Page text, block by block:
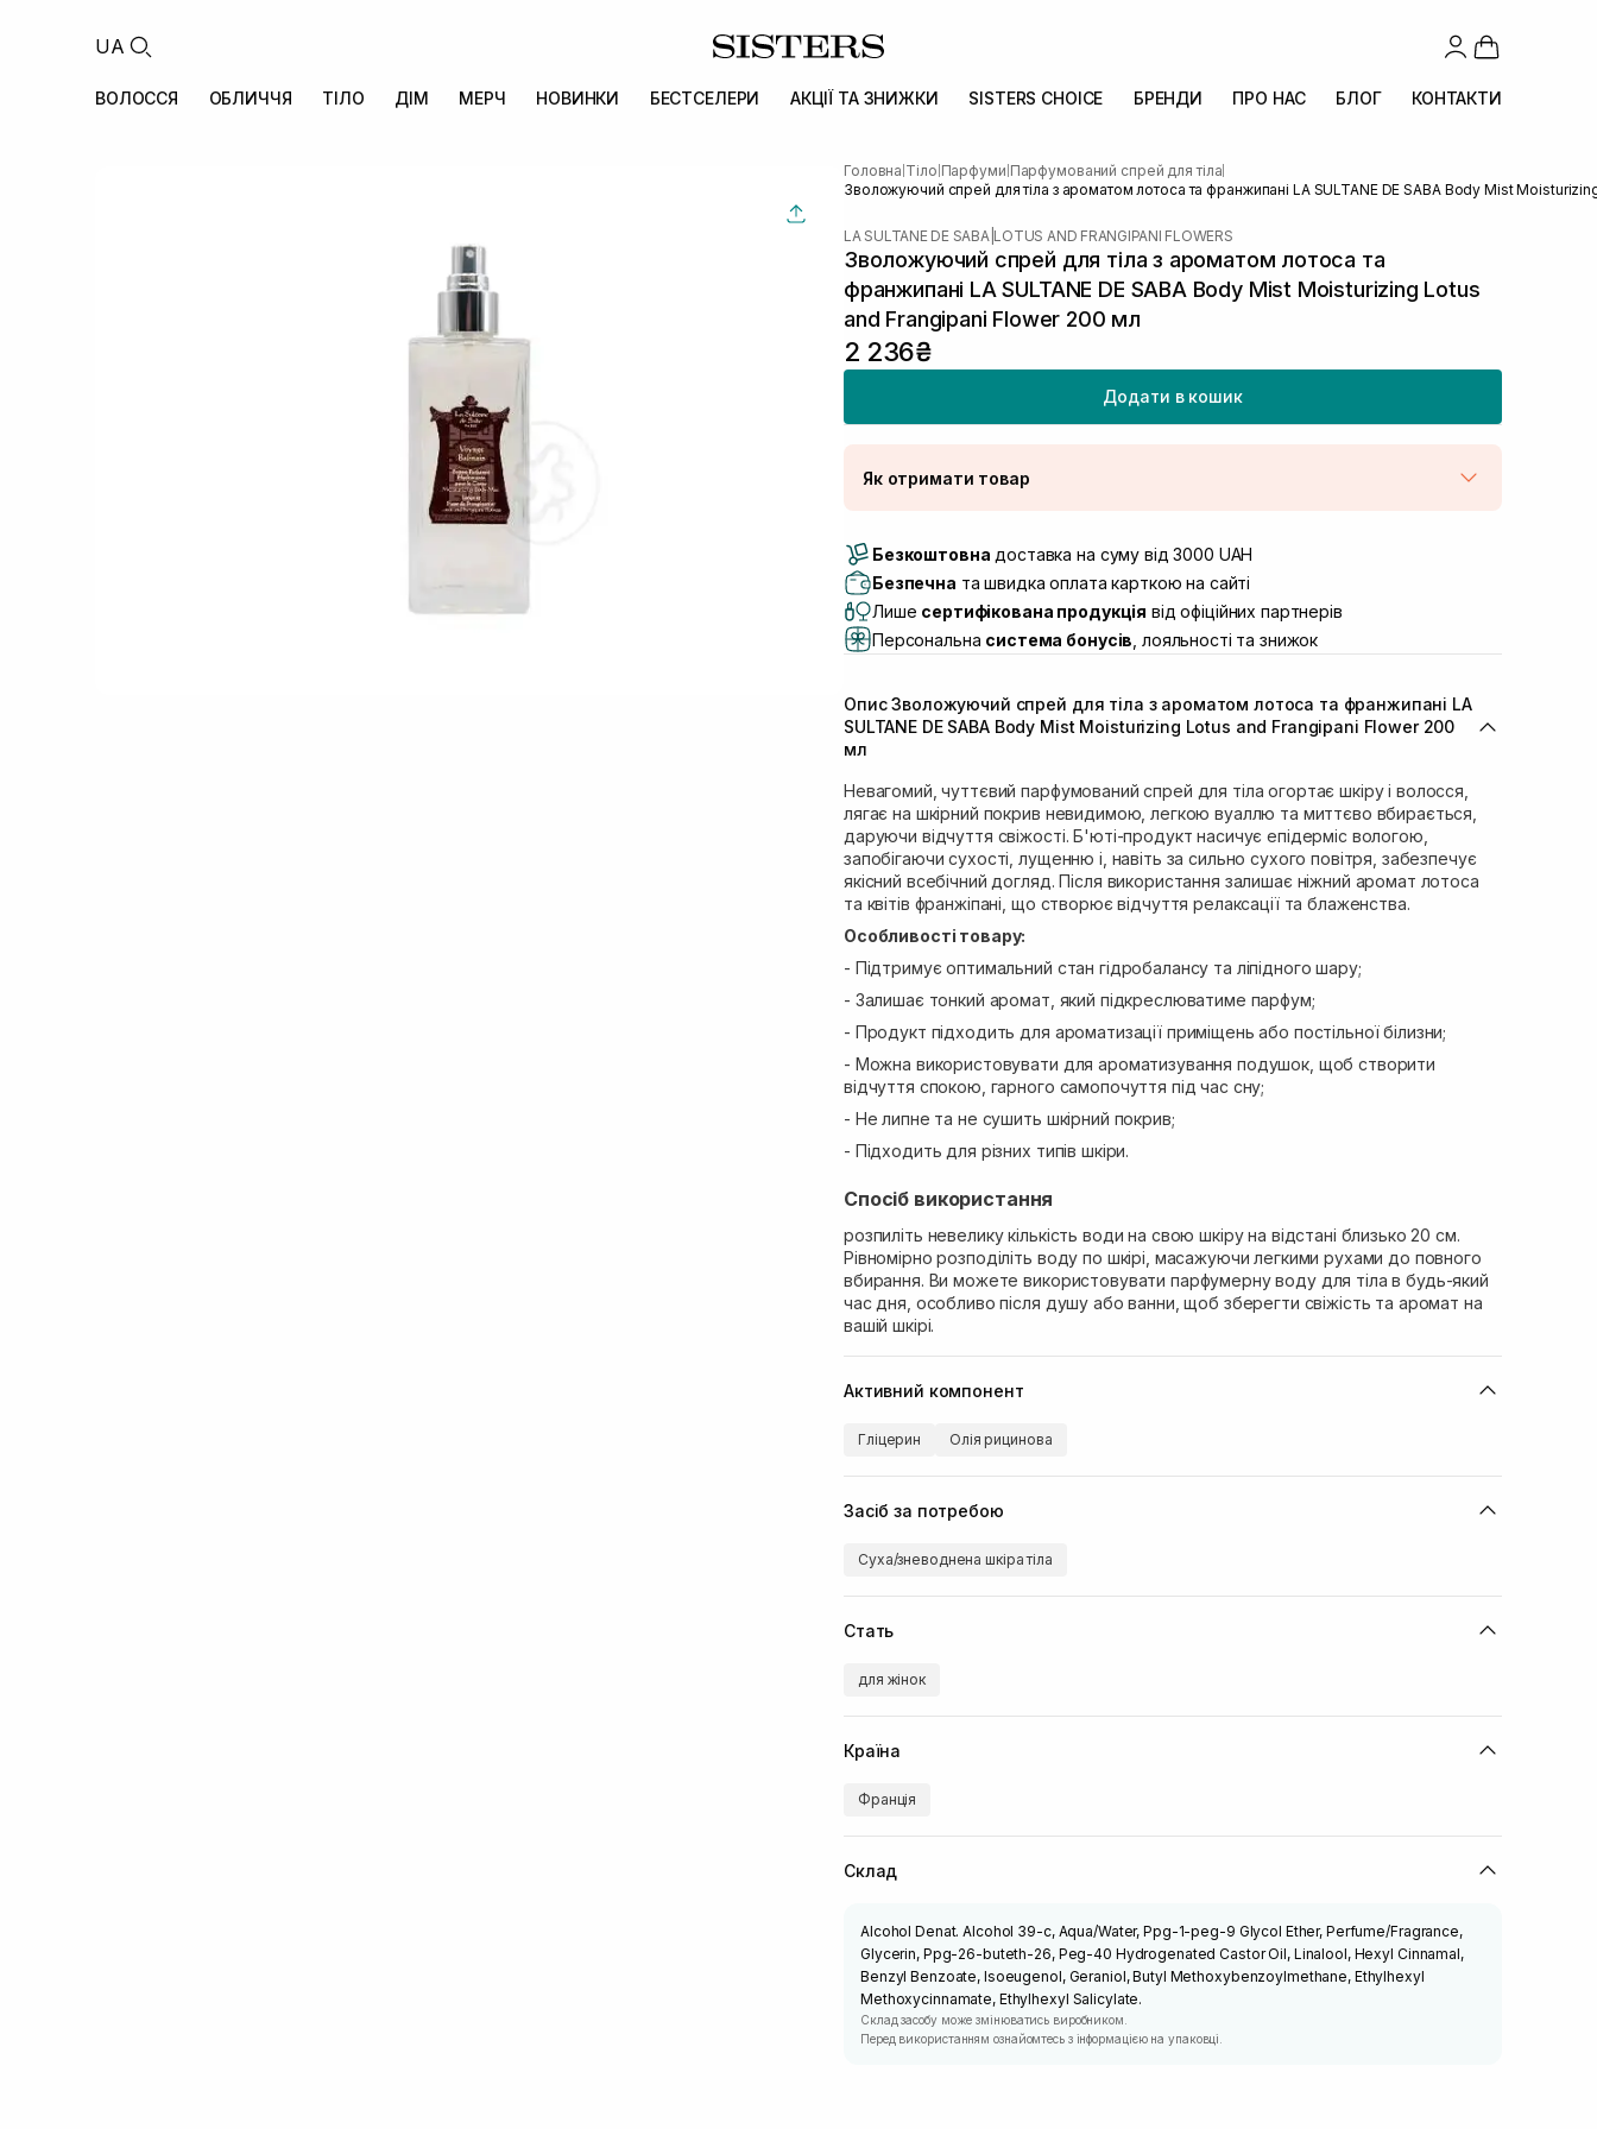
UA
ВОЛОССЯ ОБЛИЧЧЯ ТІЛО ДІМ МЕРЧ НОВИНКИ БЕСТСЕЛЕРИ АКЦІЇ ТА ЗНИЖКИ SISTERS CHOICE БРЕНДИ ПРО НАС БЛОГ КОНТАКТИ
Головна Тіло Парфуми Парфумований спрей для тіла
Зволожуючий спрей для тіла з ароматом лотоса та франжипані LA SULTANE DE SABA Body Mist
LA SULTANE DE SABA| LOTUS AND FRANGIPANI FLOWERS
Зволожуючий спрей для тіла з ароматом лотоса та
франжипані LA SULTANE DE SABA Body Mist Moisturizing Lotus
and Frangipani Flower 200 мл
2 236₴
Додати в кошик
Як отримати товар
Самовивіз м. Луцьк, вул. Винниченка 4
Самовивіз м. Львів, вул. Академіка Підстригача, 1В
(Duck’s Lake)
Самовивіз м. Львів, вул. Івана Франка 36
Самовивіз м. Львів, вул. Степана Бандери 45 В наявності
Самовивіз м. Рівне, вул. Кулика і Гудачека 23 (ТЦ
Екватор)
Немає в наявності!
Безкоштовна доставка на суму від 3000 UAH
Безпечна та швидка оплата карткою на сайті
Лише сертифікована продукція від офіційних партнерів
Персональна система бонусів , лояльності та знижок
Опис Зволожуючий спрей для тіла з ароматом лотоса та франжипані LA
SULTANE DE SABA Body Mist Moisturizing Lotus and Frangipani Flower 200
мл
Невагомий, чуттєвий парфумований спрей для тіла огортає шкіру і волосся,
лягає на шкірний покрив невидимою, легкою вуаллю та миттєво вбирається,
даруючи відчуття свіжості. Б'юті-продукт насичує епідерміс вологою,
запобігаючи сухості, лущенню і, навіть за сильно сухого повітря, забезпечує
якісний всебічний догляд. Після використання залишає ніжний аромат лотоса
та квітів франжіпані, що створює відчуття релаксації та блаженства.
Особливості товару:
- Підтримує оптимальний стан гідробалансу та ліпідного шару;
- Залишає тонкий аромат, який підкреслюватиме парфум;
- Продукт підходить для ароматизації приміщень або постільної білизни;
- Можна використовувати для ароматизування подушок, щоб створити
відчуття спокою, гарного самопочуття під час сну;
- Не липне та не сушить шкірний покрив;
- Підходить для різних типів шкіри.
Спосіб використання
розпиліть невелику кількість води на свою шкіру на відстані близько 20 см.
Рівномірно розподіліть воду по шкірі, масажуючи легкими рухами до повного
вбирання. Ви можете використовувати парфумерну воду для тіла в будь-який
час дня, особливо після душу або ванни, щоб зберегти свіжість та аромат на
вашій шкірі.
Активний компонент
Гліцерин Олія рицинова
Засіб за потребою
Суха/зневоднена шкіра тіла
Стать
для жінок
Країна
Франція
Склад
Alcohol Denat. Alcohol 39-c, Aqua/Water, Ppg-1-peg-9 Glycol Ether, Perfume/Fragrance,
Glycerin, Ppg-26-buteth-26, Peg-40 Hydrogenated Castor Oil, Linalool, Hexyl Cinnamal,
Benzyl Benzoate, Isoeugenol, Geraniol, Butyl Methoxybenzoylmethane, Ethylhexyl
Methoxycinnamate, Ethylhexyl Salicylate.
Склад засобу може змінюватись виробником.
Перед використанням ознайомтесь з інформацією на упаковці.